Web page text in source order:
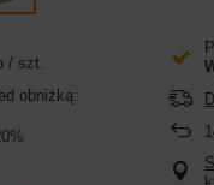
/ szt.
obniżką: